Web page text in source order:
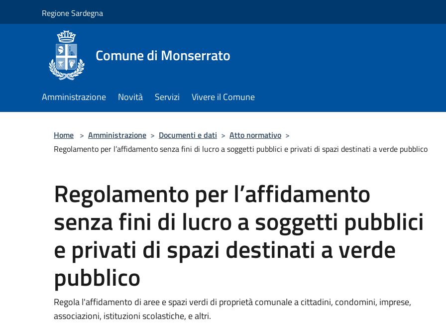
Regione Sardegna
Comune di Monserrato
Amministrazione Novità Servizi Vivere il Comune
Home > Amministrazione > Documenti e dati > Atto normativo >
Regolamento per l’affidamento senza fini di lucro a soggetti pubblici e privati di spazi destinati a verde pubblico
Regolamento per l’affidamento
senza fini di lucro a soggetti pubblici
e privati di spazi destinati a verde
pubblico
Regola l'affidamento di aree e spazi verdi di proprietà comunale a cittadini, condomini, imprese,
associazioni, istituzioni scolastiche, e altri.